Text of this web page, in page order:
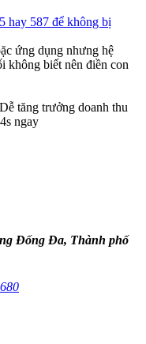
hay 587 để không bị
ứng dụng nhưng hệ
không biết nên điền con
tăng trưởng doanh thu
ngay
Đống Đa, Thành phố